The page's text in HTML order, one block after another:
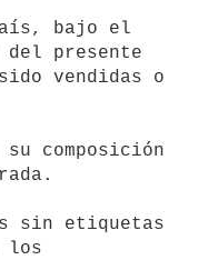
presente
los